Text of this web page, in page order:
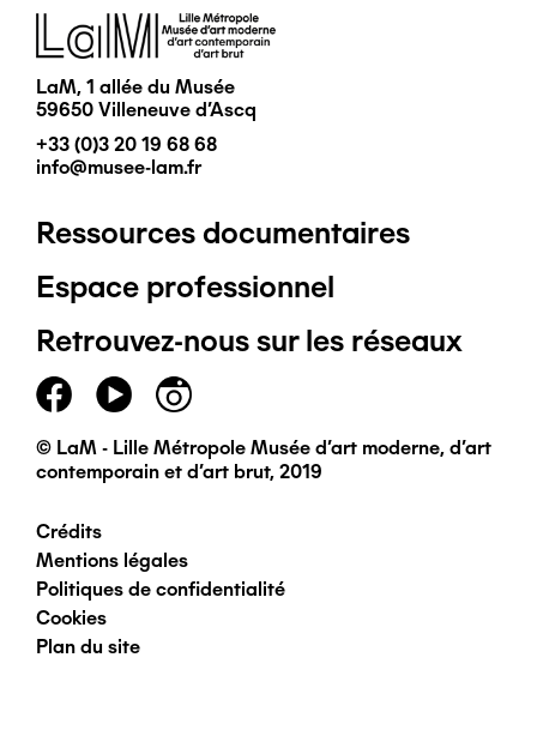
Image
LaM, 1 allée du Musée
59650 Villeneuve d'Ascq
+33 (0)3 20 19 68 68
info@musee-lam.fr
Pied
de
page
principal
Ressources documentaires
Espace professionnel
Retrouvez-nous sur les réseaux
© LaM - Lille Métropole Musée d'art moderne, d'art
contemporain et d'art brut, 2019
Pied
de
page
Crédits
Mentions légales
Politiques de confidentialité
Cookies
Plan du site